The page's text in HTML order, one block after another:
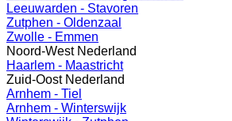
Leeuwarden - Stavoren
Zutphen - Oldenzaal
Zwolle - Emmen
Noord-West Nederland
Haarlem - Maastricht
Zuid-Oost Nederland
Arnhem - Tiel
Arnhem - Winterswijk